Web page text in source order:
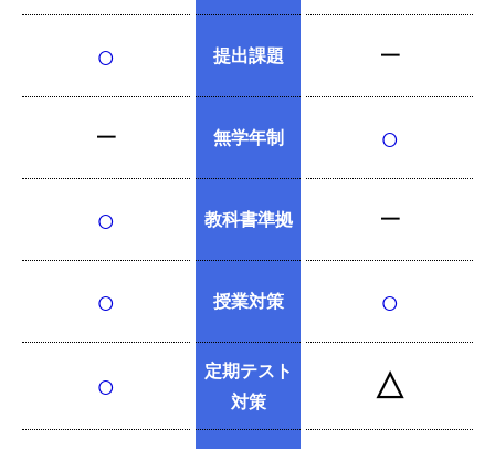
○ 提出課題 ━
━ 無学年制 ○
○ 教科書準拠 ━
○ 授業対策 ○
○
定期テスト
対策
△